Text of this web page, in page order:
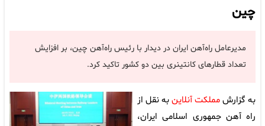
چین
مدیرعامل راه‌آهن ایران در دیدار با رئیس راه‌آهن چین، بر افزایش
تعداد قطارهای کانتینری بین دو کشور تاکید کرد.
به گزارشمملکت آنلاینبه نقل از
راه آهن جمهوری اسلامی ایران،